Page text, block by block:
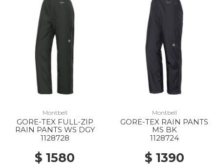
Montbell
GORE-TEX FULL-ZIP
RAIN PANTS WS DGY
1128728
$ 1580
Montbell
GORE-TEX RAIN PANTS
MS BK
1128724
$ 1390